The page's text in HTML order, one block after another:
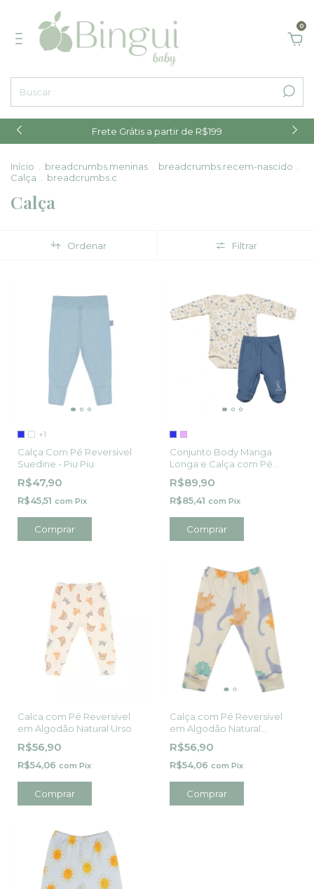
0
Frete Grátis a partir de R$199
Início breadcrumbs.meninas breadcrumbs.recem-nascido
Calça
breadcrumbs.c
Calça
Ordenar Filtrar
+1
Calça Com Pé Reversivel
Suedine - Piu Piu
R$47,90
R$45,51 com Pix
Comprar
Conjunto Body Manga
Longa e Calça com Pé
Safari - BB2
R$89,90
R$85,41 com Pix
Comprar
Calca com Pé Reversível
em Algodão Natural Urso
R$56,90
R$54,06 com Pix
Comprar
Calça com Pé Reversível
em Algodão Natural
Dinossauro - Casulo de Anjo
R$56,90
R$54,06 com Pix
Comprar